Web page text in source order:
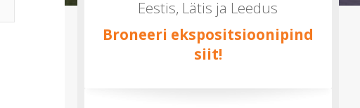
Eestis, Lätis ja Leedus
Broneeri ekspositsioonipind
siit!